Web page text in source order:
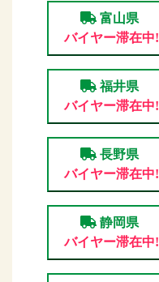
富山県
バイヤー滞在中!
福井県
バイヤー滞在中!
長野県
バイヤー滞在中!
静岡県
バイヤー滞在中!